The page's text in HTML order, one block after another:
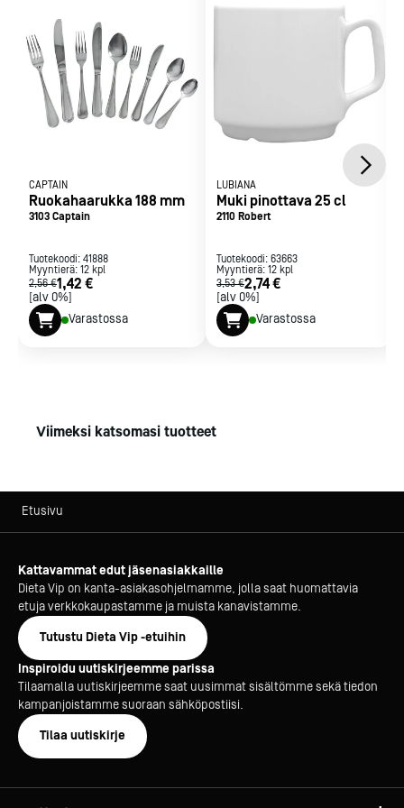
CAPTAIN
Ruokahaarukka 188 mm
3103 Captain
Tuotekoodi: 41888
Myyntierä: 12 kpl
2,56 €1,42 €
[alv 0%]
Varastossa
LUBIANA
Muki pinottava 25 cl
2110 Robert
Tuotekoodi: 63663
Myyntierä: 12 kpl
3,53 €2,74 €
[alv 0%]
Varastossa
Viimeksi katsomasi tuotteet
Etusivu
Kattavammat edut jäsenasiakkaille
Dieta Vip on kanta-asiakasohjelmamme, jolla saat huomattavia
etuja verkkokaupastamme ja muista kanavistamme.
Tutustu Dieta Vip -etuihin
Inspiroidu uutiskirjeemme parissa
Tilaamalla uutiskirjeemme saat uusimmat sisältömme sekä tiedon
kampanjoistamme suoraan sähköpostiisi.
Tilaa uutiskirje